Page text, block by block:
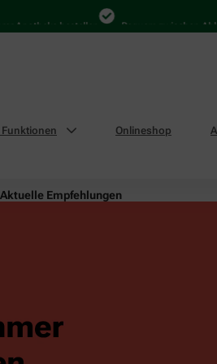
bestellen Bequem zwischen Abholung
Funktionen Onlineshop
Aktuelle Empfehlungen